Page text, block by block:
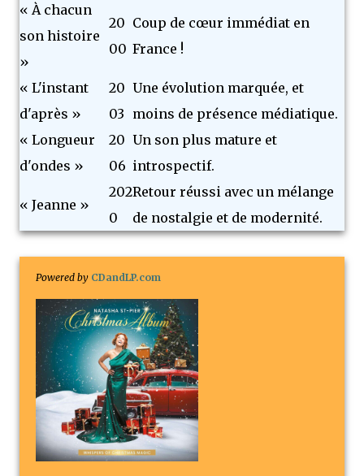
« À chacun
son histoire
»
20
00
Coup de cœur immédiat en
France !
« L'instant
d'après »
20
03
Une évolution marquée, et
moins de présence médiatique.
« Longueur
d'ondes »
20
06
Un son plus mature et
introspectif.
« Jeanne »
202
0
Retour réussi avec un mélange
de nostalgie et de modernité.
Powered by CDandLP.com